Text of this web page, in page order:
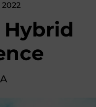
Hybrid